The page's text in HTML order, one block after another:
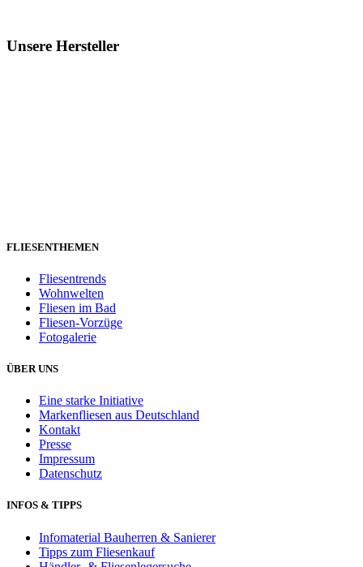
Unsere Hersteller
FLIESENTHEMEN
Fliesentrends
Wohnwelten
Fliesen im Bad
Fliesen-Vorzüge
Fotogalerie
ÜBER UNS
Eine starke Initiative
Markenfliesen aus Deutschland
Kontakt
Presse
Impressum
Datenschutz
INFOS & TIPPS
Infomaterial Bauherren & Sanierer
Tipps zum Fliesenkauf